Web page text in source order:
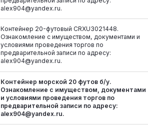
alex904@yandex.ru.
Контейнер 20-футовый CRXU3021448.
Ознакомление с имуществом, документами и
условиями проведения торгов по
предварительной записи по адресу:
alex904@yandex.ru.
Контейнер морской 20 футов б/у.
Ознакомление с имуществом, документами
и условиями проведения торгов по
предварительной записи по адресу:
alex904@yandex.ru.